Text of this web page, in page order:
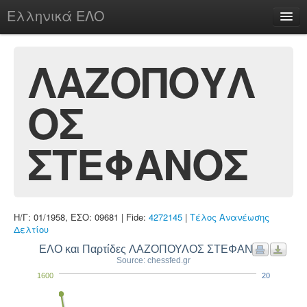
Ελληνικά ΕΛΟ
chesstu.be @ discord
Login
ΛΑΖΟΠΟΥΛ
ΟΣ
ΣΤΕΦΑΝΟΣ
Η/Γ: 01/1958, ΕΣΟ: 09681 | Fide: 4272145 | Τέλος Ανανέωσης
Δελτίου
ΕΛΟ και Παρτίδες ΛΑΖΟΠΟΥΛΟΣ ΣΤΕΦΑΝΟΣ
Source: chessfed.gr
1600 20